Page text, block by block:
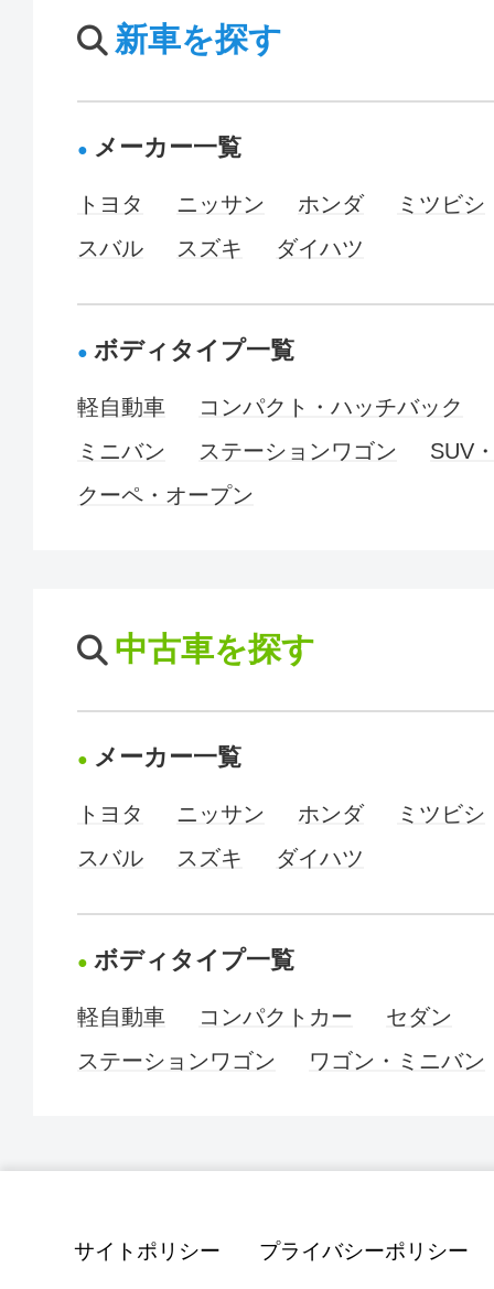
新車を探す
メーカー一覧
トヨタ ニッサン ホンダ
ミツビシ
スバル
スズキ ダイハツ
ボディタイプ一覧
軽自動車
コンパクト・ハッチバック
ミニバン
ステーションワゴン
SUV
クーペ・オープン
中古車を探す
メーカー一覧
トヨタ ニッサン ホンダ
ミツビシ
スバル
スズキ ダイハツ
ボディタイプ一覧
軽自動車 コンパクトカー
セダン
ステーションワゴン
ワゴン・ミニバン
サイトポリシー プライバシーポリシー